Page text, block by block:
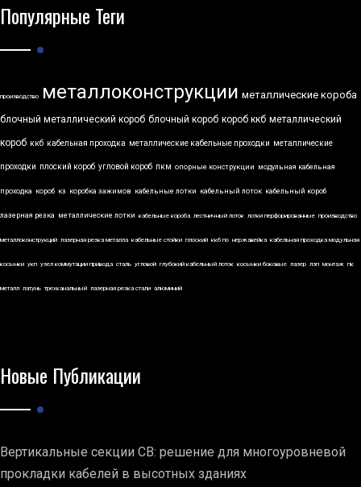
Популярные Теги
производство металлоконструкции металлические короба
блочный металлический короб блочный короб короб ккб металлический
короб ккб кабельная проходка металлические кабельные проходки металлические
проходки плоский короб угловой короб пкм опорные конструкции модульная кабельная
проходка короб кз коробка зажимов кабельные лотки кабельный лоток кабельный короб
лазерная резка металлические лотки кабельные короба лестничный лоток лотки перфорированные производство
металлоконструкций лазерная резка металла кабельные стойки плоский ккб по нержавейка кабельная проходка модульная
косынки укп узел коммутации привода сталь угловой глубокий кабельный лоток косынки боковые лазер лэп монтаж пк
металл латунь трехканальный лазерная резка стали алюминий
Новые Публикации
Вертикальные секции СВ: решение для многоуровневой
прокладки кабелей в высотных зданиях